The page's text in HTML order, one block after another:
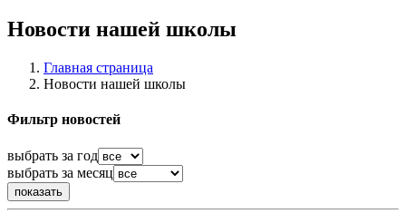
Новости нашей школы
Главная страница
Новости нашей школы
Фильтр новостей
выбрать за год
выбрать за месяц